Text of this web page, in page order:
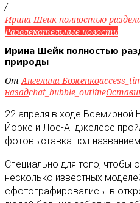
/
Ирина Шейк полностью
Развлекательные новости
Ирина Шейк полностью
природы
ОтАнгелина Боженко
назадchat_bubble_outline
22 апреля в ходе
Йорке и Лос-Анджелесе
фотовыставка под
Специально для того, чтобы
несколько известных
сфотографировались в